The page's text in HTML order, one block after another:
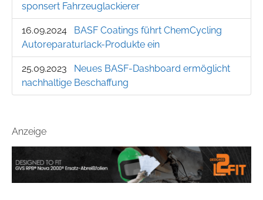
sponsert Fahrzeuglackierer
16.09.2024
BASF Coatings führt ChemCycling
Autoreparatur­lack­-Produkte ein
25.09.2023
Neues BASF-Dash­board er­möglicht
nach­haltige Be­schaffung
Anzeige